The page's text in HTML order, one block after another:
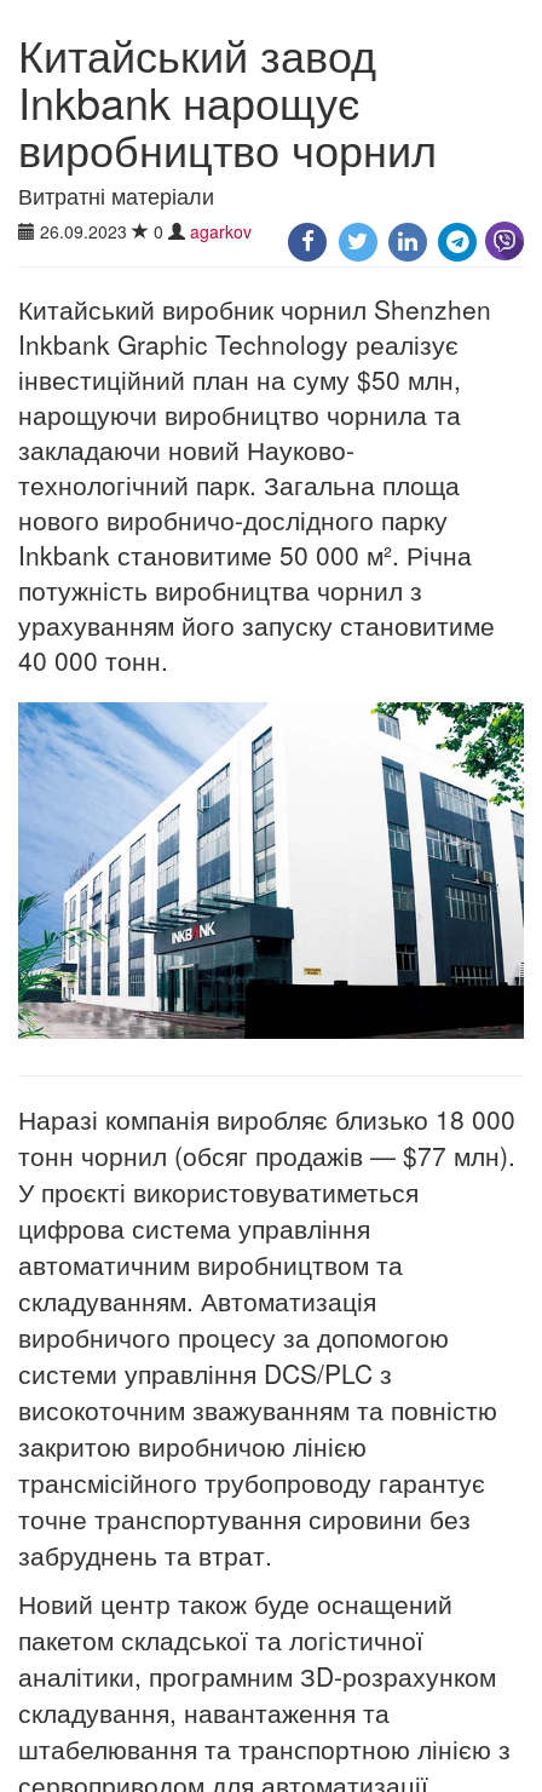
Китайський завод
Inkbank нарощує
виробництво чорнил
Витратні матеріали
26.09.2023 0 agarkov
Китайський виробник чорнил Shenzhen
Inkbank Graphic Technology реалізує
інвестиційний план на суму $50 млн,
нарощуючи виробництво чорнила та
закладаючи новий Науково-
технологічний парк. Загальна площа
нового виробничо-дослідного парку
Inkbank становитиме 50 000 м². Річна
потужність виробництва чорнил з
урахуванням його запуску становитиме
40 000 тонн.
Наразі компанія виробляє близько 18 000
тонн чорнил (обсяг продажів — $77 млн).
У проєкті використовуватиметься
цифрова система управління
автоматичним виробництвом та
складуванням. Автоматизація
виробничого процесу за допомогою
системи управління DCS/PLC з
високоточним зважуванням та повністю
закритою виробничою лінією
трансмісійного трубопроводу гарантує
точне транспортування сировини без
забруднень та втрат.
Новий центр також буде оснащений
пакетом складської та логістичної
аналітики, програмним ЗD-розрахунком
складування, навантаження та
штабелювання та транспортною лінією з